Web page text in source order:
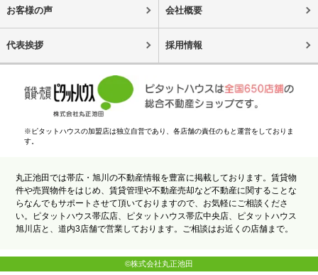
お客様の声 会社概要
代表挨拶 採用情報
※ピタットハウスの加盟店は独立自営であり、各店舗の責任のもと運営をしておりま
す。
丸正池田では帯広・旭川の不動産情報を豊富に掲載しております。賃貸物
件や売買物件をはじめ、賃貸管理や不動産売却など不動産に関することな
らなんでもサポートさせて頂いておりますので、お気軽にご相談くださ
い。ピタットハウス帯広店、ピタットハウス帯広中央店、ピタットハウス
旭川店と、道内3店舗で営業しております。ご相談はお近くの店舗まで。
©株式会社丸正池田